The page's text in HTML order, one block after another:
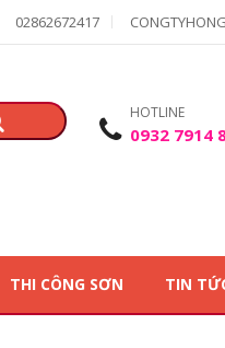
02862672417
HOTLINE
0932 7914
THI CÔNG SƠN TIN